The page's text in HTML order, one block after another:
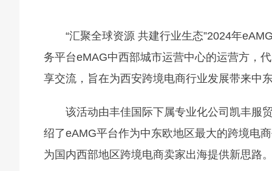
“汇聚全球资源 共建行业生态”2024年
务平台eMAG中西部城市运营中心的运营方，
享交流，旨在为西安跨境电商行业发展带来中
该活动由丰佳国际下属专业化公司凯丰服
绍了eAMG平台作为中东欧地区最大的跨境电
为国内西部地区跨境电商卖家出海提供新思路。